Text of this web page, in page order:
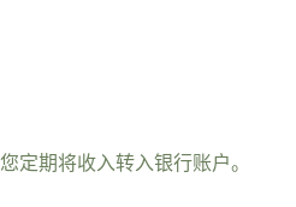
定期将收入转入银行账户。